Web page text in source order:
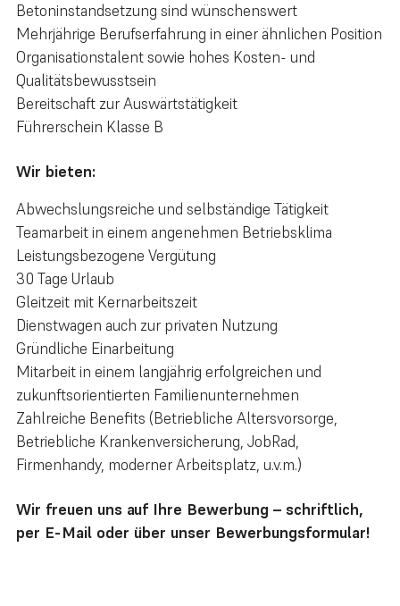
Betoninstandsetzung sind wünschenswert
Mehrjährige Berufserfahrung in einer ähnlichen Position
Organisationstalent sowie hohes Kosten- und
Qualitätsbewusstsein
Bereitschaft zur Auswärtstätigkeit
Führerschein Klasse B
Wir bieten:
Abwechslungsreiche und selbständige Tätigkeit
Teamarbeit in einem angenehmen Betriebs­klima
Leistungsbezogene Vergütung
30 Tage Urlaub
Gleitzeit mit Kernarbeitszeit
Dienstwagen auch zur privaten Nutzung
Gründliche Einarbeitung
Mitarbeit in einem langjährig erfolgreichen und
zukunfts­orien­tier­ten Familien­unter­nehmen
Zahlreiche Benefits (Betriebliche Alters­vorsorge,
Betrieb­liche Kranken­ver­siche­rung, JobRad,
Firmenhandy, moderner Arbeitsplatz, u.v.m.)
Wir freuen uns auf Ihre Bewerbung – schriftlich,
per E-Mail oder über unser Bewerbungsformular!